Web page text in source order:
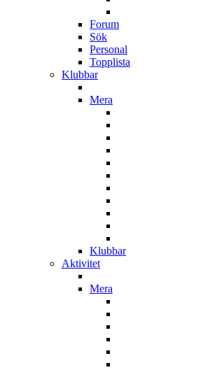
Forum
Sök
Personal
Topplista
Klubbar
Mera
Klubbar
Aktivitet
Mera